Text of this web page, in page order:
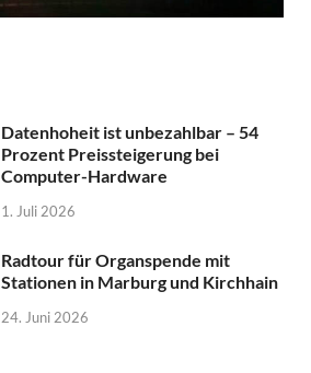
Datenhoheit ist unbezahlbar – 54
Prozent Preissteigerung bei
Computer-Hardware
1. Juli 2026
Radtour für Organspende mit
Stationen in Marburg und Kirchhain
24. Juni 2026